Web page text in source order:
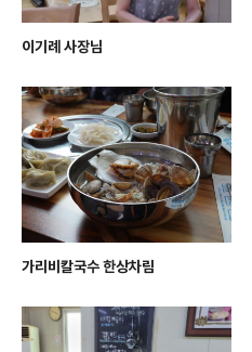
이기례 사장님
가리비칼국수 한상차림